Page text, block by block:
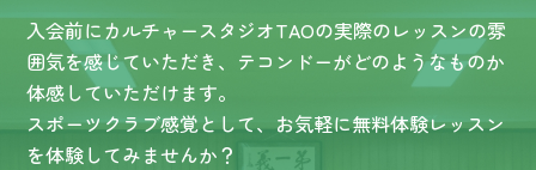
入会前にカルチャースタジオTAOの実際のレッスンの雰
囲気を感じていただき、テコンドーがどのようなものか
体感していただけます。
スポーツクラブ感覚として、お気軽に無料体験レッスン
を体験してみませんか？